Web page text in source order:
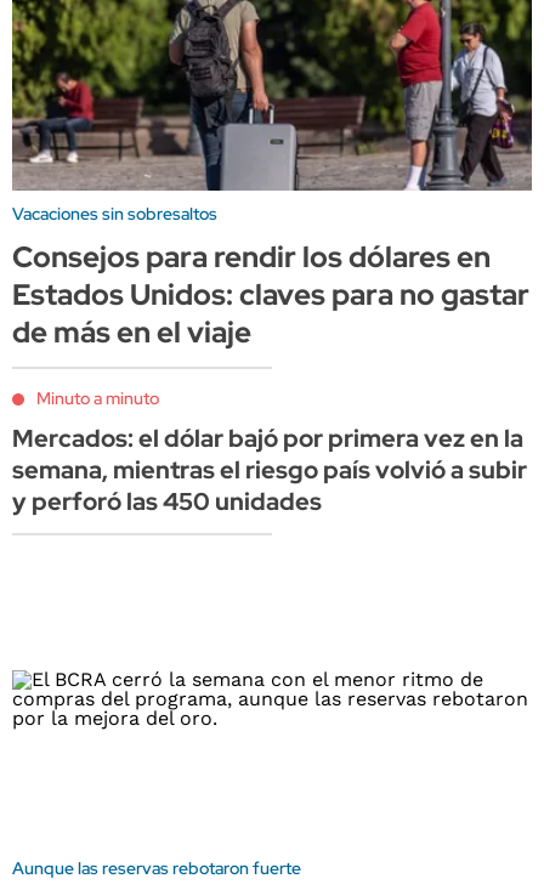
Vacaciones sin sobresaltos
Consejos para rendir los dólares en
Estados Unidos: claves para no gastar
de más en el viaje
Minuto a minuto
Mercados: el dólar bajó por primera vez en la
semana, mientras el riesgo país volvió a subir
y perforó las 450 unidades
Aunque las reservas rebotaron fuerte